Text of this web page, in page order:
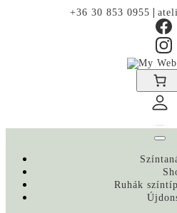
+36 30 853 0955 |
Ruhák